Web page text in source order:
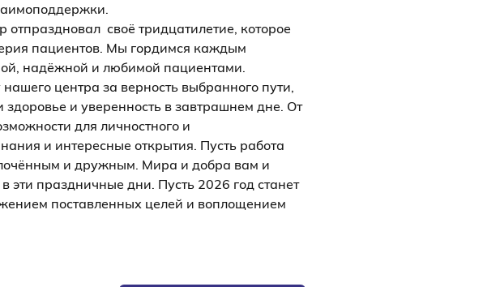
своё тридцатилетие, которое
пациентов. Мы гордимся каждым
надёжной и любимой пациентами.
центра за верность выбранного пути,
и уверенность в завтрашнем дне. От
для личностного и
и интересные открытия. Пусть работа
и дружным. Мира и добра вам и
эти праздничные дни. Пусть 2026 год станет
поставленных целей и воплощением